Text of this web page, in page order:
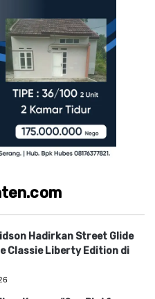
Hadirkan Street Glide
Classie Liberty Edition di